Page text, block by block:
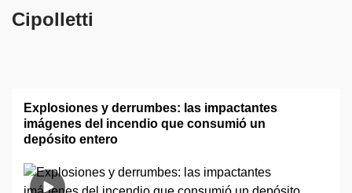
Cipolletti
Explosiones y derrumbes: las impactantes
imágenes del incendio que consumió un
depósito entero